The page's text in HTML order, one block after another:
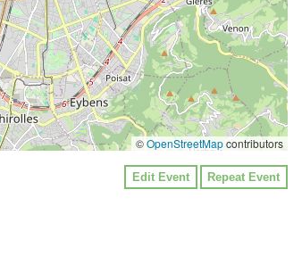
©OpenStreetMapcontributors
Edit Event Repeat Event